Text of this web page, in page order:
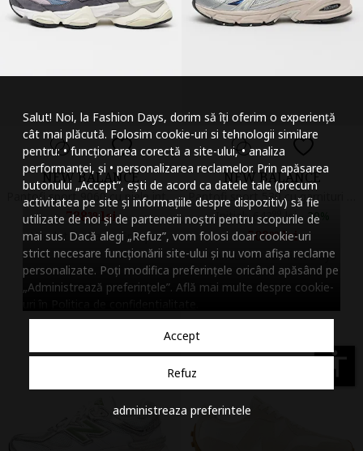
Salut! Noi, la Fashion Days, dorim să îți oferim o experiență
cât mai plăcută. Folosim cookie-uri si tehnologii similare
pentru: • funcționarea corectă a site-ului, • analiza
performanței, și • personalizarea reclamelor. Prin apăsarea
butonului „Accept”, ești de acord ca datele tale (precum
activitatea pe site și informațiile despre dispozitiv) să fie
utilizate de noi și de partenerii noștri pentru scopurile de
mai sus. Dacă alegi „Refuz”, vom folosi doar cookie-uri
strict necesare funcționării site-ului și nu vom afișa reclame
personalizate. Poți modifica preferințele oricând apăsând pe
„Administrează preferințele”. Află mai multe despre cookie-
Accept
Refuz
administreaza preferintele
NEW BALANCE
Pantofi sport 9060 cu piele intoarsa si talpa wedge, Gri carbune
73839lei
Vandut de Savio Group
NEW BALANCE
Initial: 642 lei - 20%
50999lei
Vandut de Fashion Days
accessibility
Micsoreaza
Mareste spatierea
Micsoreaza
Mareste inaltimea
Micsoreaza
Inverseaza culorile
Nuante de gri
Cursor mare
Subliniaza link-urile